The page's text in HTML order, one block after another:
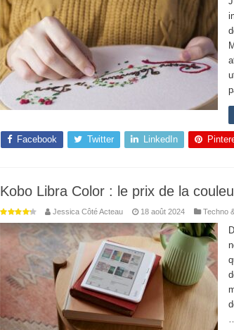
Facebook Twitter LinkedIn
Kobo Libra Color : le prix de la
Jessica Côté Acteau 18 août 2024 Techno